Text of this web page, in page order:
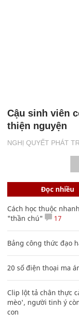
NGHỊ QUYẾT PHÁT
Cậu sinh viên
thiện nguyện
Đọc nhiều
Cách học thuộc
"thần chú"
17
Bảng công thức đạo
20 số điện thoại ma
Clip lột tả chân thực
mèo', người tinh ý
con